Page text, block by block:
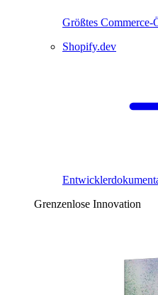
Größtes Commerce-
Shopify.dev
Grenzenlose Innovation